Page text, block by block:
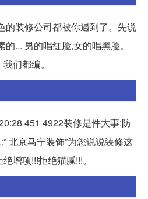
的装修公司都被你遇到了。先说
... 男的唱红脸,女的唱黑脸。
们都编。
451 4922装修是件大事:防
北京马宁装饰”为您说说装修这
增项!!!拒绝猫腻!!!。